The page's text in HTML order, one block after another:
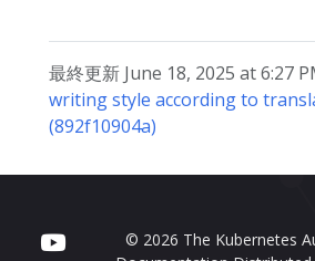
最終更新 June 18, 2025 at 6:27
writing style according to
(892f10904a)
© 2026 The Kubernetes